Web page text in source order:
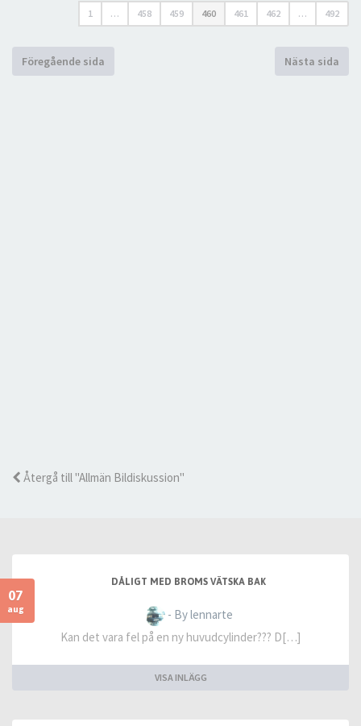
1 … 458 459 460 461 462 … 492
Föregående sida Nästa sida
Återgå till "Allmän Bildiskussion"
07
aug
DÅLIGT MED BROMS VÄTSKA BAK
- By lennarte
Kan det vara fel på en ny huvudcylinder??? D[…]
VISA INLÄGG